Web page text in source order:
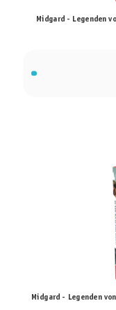
Midgard - Legenden
Midgard - Legenden